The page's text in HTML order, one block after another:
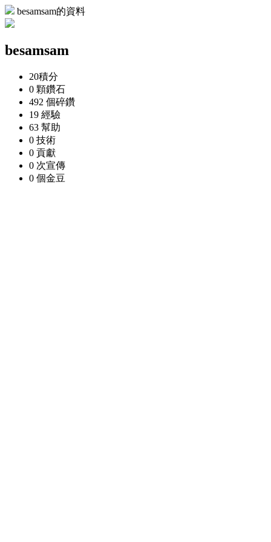
besamsam的資料
besamsam
20積分
0 顆鑽石
492 個碎鑽
19 經驗
63 幫助
0 技術
0 貢獻
0 次宣傳
0 個金豆